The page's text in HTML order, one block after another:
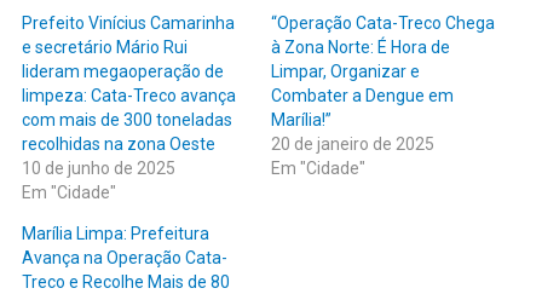
Prefeito Vinícius Camarinha
e secretário Mário Rui
lideram megaoperação de
limpeza: Cata-Treco avança
com mais de 300 toneladas
recolhidas na zona Oeste
10 de junho de 2025
Em "Cidade"
“Operação Cata-Treco Chega
à Zona Norte: É Hora de
Limpar, Organizar e
Combater a Dengue em
Marília!”
20 de janeiro de 2025
Em "Cidade"
Marília Limpa: Prefeitura
Avança na Operação Cata-
Treco e Recolhe Mais de 80